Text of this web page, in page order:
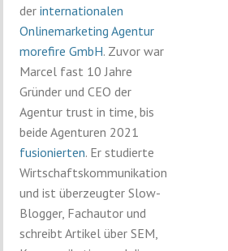
derinternationalen
Onlinemarketing Agentur
morefire GmbH. Zuvor war
Marcel fast 10 Jahre
Gründer und CEO der
Agentur trust in time, bis
beide Agenturen 2021
fusionierten. Er studierte
Wirtschaftskommunikation
und ist überzeugter Slow-
Blogger, Fachautor und
schreibt Artikel über SEM,